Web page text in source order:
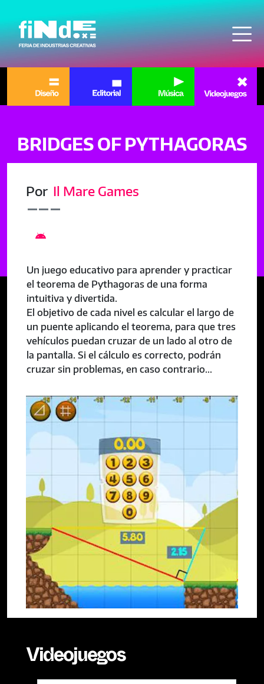
BRIDGES OF PYTHAGORAS
Por Il Mare Games

Un juego educativo para aprender y practicar
el teorema de Pythagoras de una forma
intuitiva y divertida.
El objetivo de cada nivel es calcular el largo de
un puente aplicando el teorema, para que tres
vehículos puedan cruzar de un lado al otro de
la pantalla. Si el cálculo es correcto, podrán
cruzar sin problemas, en caso contrario...
Videojuegos